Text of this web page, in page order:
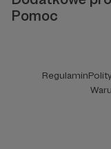
Pomoc
Regulamin